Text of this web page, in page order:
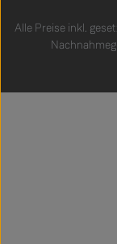
Alle Preise inkl.